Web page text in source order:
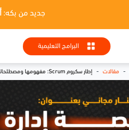
جديد من بكه:
البرامج التعليمية
- مقالات - إطار سكروم Scrum: مفهومها ومصطلحاتها وفوائدها وآلية عملها وأدواتها وأدوار الفريق واجتماعاته